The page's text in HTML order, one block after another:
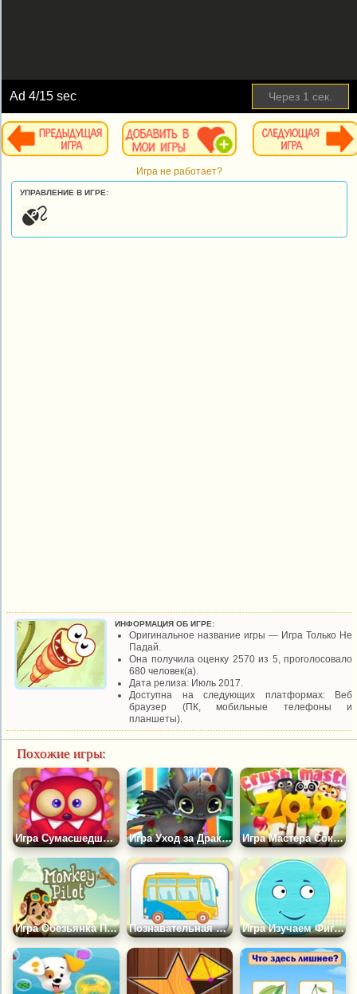
Ad4/15 sec Через 1 сек.
Игра не работает?
УПРАВЛЕНИЕ В ИГРЕ:
ИНФОРМАЦИЯ ОБ ИГРЕ:
Оригинальное название игры — Игра Только Не
Падай.
Она получила оценку 2570 из 5, проголосовало
680 человек(а).
Дата релиза: Июль 2017.
Доступна на следующих платформах: Веб
браузер (ПК, мобильные телефоны и
планшеты).
Похожие игры:
Игра Сумасшедший Зоопарк Игра Уход за Драконом Принцессы Игра Мастера Сокрушения Зоопарк
Игра Обезьянка Пилот Томми Познавательная Игра Про Транспорт Игра Изучаем Фигуру Круг